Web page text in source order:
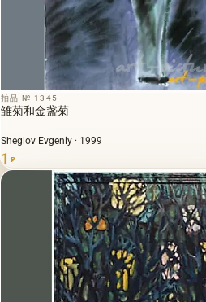
拍品 № 1345
雏菊和金盏菊
Sheglov Evgeniy · 1999
1 ₽